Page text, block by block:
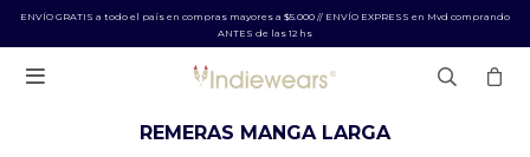
ENVÍO GRATIS a todo el país en compras mayores a $5.000 // ENVÍO EXPRESS en Mvd comprando
ANTES de las 12 hs

REMERAS MANGA LARGA